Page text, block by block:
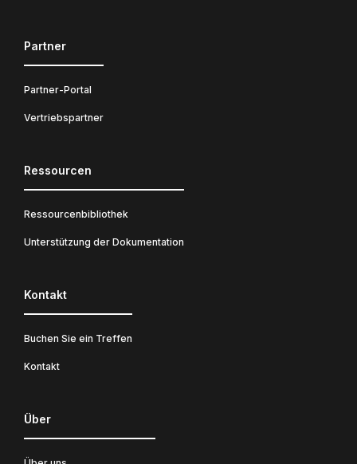
Partner
Partner-Portal
Vertriebspartner
Ressourcen
Ressourcenbibliothek
Unterstützung der Dokumentation
Kontakt
Buchen Sie ein Treffen
Kontakt
Über